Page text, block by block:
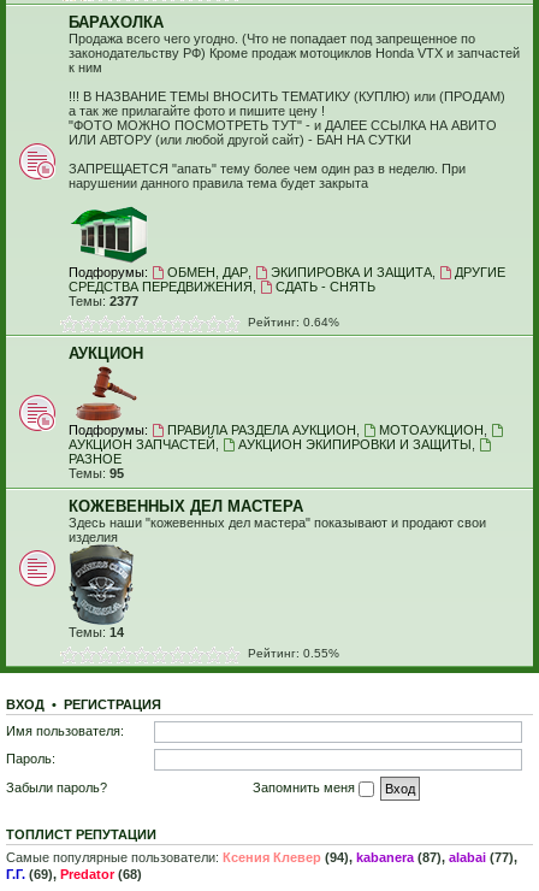
БАРАХОЛКА
Продажа всего чего угодно. (Что не попадает под запрещенное по
законодательству РФ) Кроме продаж мотоциклов Honda VTX и запчастей
к ним
!!! В НАЗВАНИЕ ТЕМЫ ВНОСИТЬ ТЕМАТИКУ (КУПЛЮ) или (ПРОДАМ)
а так же прилагайте фото и пишите цену !
"ФОТО МОЖНО ПОСМОТРЕТЬ ТУТ" - и ДАЛЕЕ ССЫЛКА НА АВИТО
ИЛИ АВТОРУ (или любой другой сайт) - БАН НА СУТКИ
ЗАПРЕЩАЕТСЯ "апать" тему более чем один раз в неделю. При
нарушении данного правила тема будет закрыта
Подфорумы: ОБМЕН, ДАР, ЭКИПИРОВКА И ЗАЩИТА,
ДРУГИЕ
СРЕДСТВА ПЕРЕДВИЖЕНИЯ
СДАТЬ - СНЯТЬ
Темы: 2377
Рейтинг: 0.64%
АУКЦИОН
Подфорумы: ПРАВИЛА РАЗДЕЛА АУКЦИОН МОТОАУКЦИОН
АУКЦИОН ЗАПЧАСТЕЙ
АУКЦИОН ЭКИПИРОВКИ И ЗАЩИТЫ
РАЗНОЕ
Темы: 95
КОЖЕВЕННЫХ ДЕЛ МАСТЕРА
Здесь наши "кожевенных дел мастера" показывают и продают свои
изделия
Темы: 14
Рейтинг: 0.55%
ВХОД • РЕГИСТРАЦИЯ
Имя пользователя:
Пароль:
Забыли пароль?
Запомнить меня
ТОПЛИСТ РЕПУТАЦИИ
Самые популярные пользователи: Ксения Клевер (94), kabanera (87), alabai (77),
Г.Г. (69), Predator(68)